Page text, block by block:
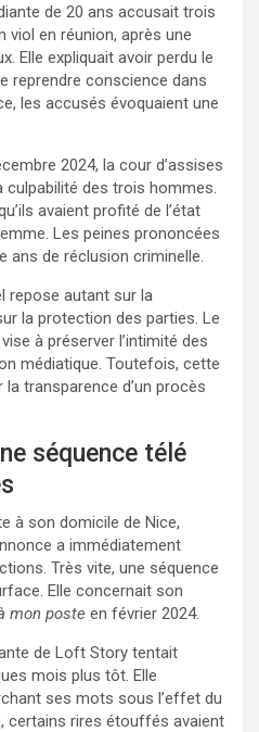
de 20 ans accusait trois
viol en réunion, après une
Elle expliquait avoir perdu le
reprendre conscience dans
les accusés évoquaient une
2024, la cour d’assises
culpabilité des trois hommes.
avaient profité de l’état
Les peines prononcées
ans de réclusion criminelle.
repose autant sur la
la protection des parties. Le
à préserver l’intimité des
médiatique. Toutefois, cette
transparence d’un procès
séquence télé
à son domicile de Nice,
a immédiatement
Très vite, une séquence
Elle concernait son
mon poste en février 2024.
de Loft Story tentait
mois plus tôt. Elle
ses mots sous l’effet du
certains rires étouffés avaient